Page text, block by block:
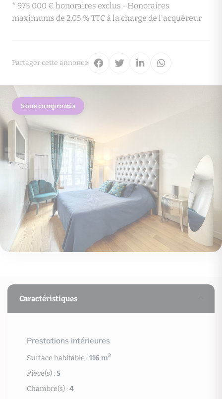
Sous compromis
* 975 000 € honoraires exclus - Honoraires
maximums de 2.05 % TTC à la charge de l'acquéreur
Partager cette annonce
Caractéristiques
Prestations intérieures
Surface habitable :116 m2
Pièce(s) :5
Chambre(s) :4